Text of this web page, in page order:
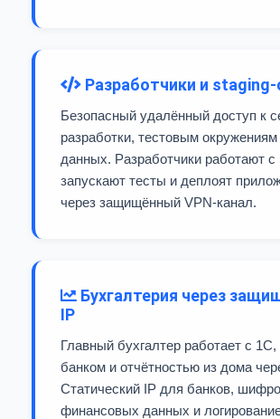
Разработчики и
Безопасный удалённый доступ к
разработки, тестовым
данных. Разработчики работают с
запускают тесты и деплоят
через защищённый VPN-канал.
Бухгалтерия через
IP
Главный бухгалтер работает с 1С,
банком и отчётностью из дома
Статический IP для банков,
финансовых данных и